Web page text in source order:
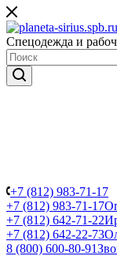
Спецодежда и
+7 (812) 983-71-17
+7 (812) 983-71-17
+7 (812) 642-71-22
+7 (812) 642-22-73
8 (800) 600-80-91